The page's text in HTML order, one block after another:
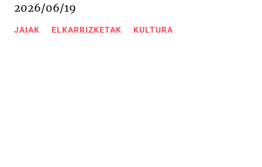
2026/06/19
JAIAK ELKARRIZKETAK KULTURA